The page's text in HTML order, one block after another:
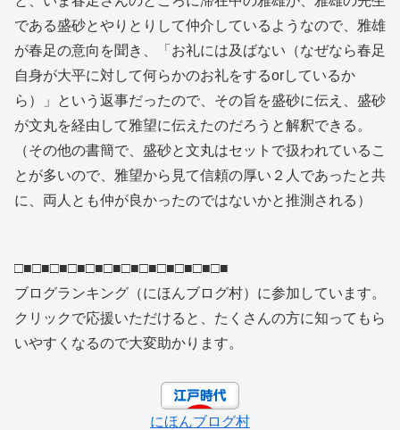
である盛砂とやりとりして仲介しているようなので、雅雄
が春足の意向を聞き、「お礼には及ばない（なぜなら春足
自身が大平に対して何らかのお礼をするorしているか
ら）」という返事だったので、その旨を盛砂に伝え、盛砂
が文丸を経由して雅望に伝えたのだろうと解釈できる。
（その他の書簡で、盛砂と文丸はセットで扱われているこ
とが多いので、雅望から見て信頼の厚い２人であったと共
に、両人とも仲が良かったのではないかと推測される）
□■□■□■□■□■□■□■□■□■□■□■□■
ブログランキング（にほんブログ村）に参加しています。
クリックで応援いただけると、たくさんの方に知ってもら
いやすくなるので大変助かります。
にほんブログ村